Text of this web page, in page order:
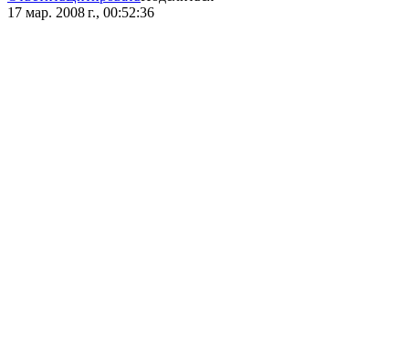
17 мар. 2008 г., 00:52:36